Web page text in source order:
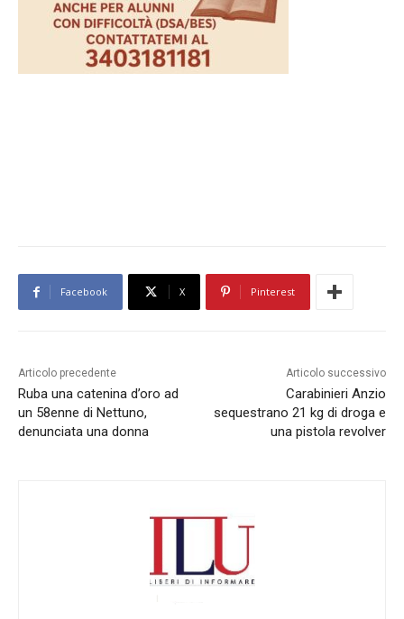
Facebook X Pinterest
Articolo precedente
Ruba una catenina d’oro ad
un 58enne di Nettuno,
denunciata una donna
Articolo successivo
Carabinieri Anzio
sequestrano 21 kg di droga e
una pistola revolver